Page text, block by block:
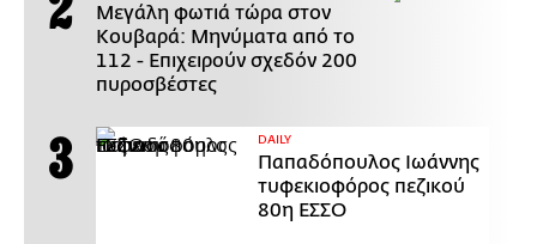
Μεγάλη φωτιά τώρα στον
Κουβαρά: Μηνύματα από το
112 - Επιχειρούν σχεδόν 200
πυροσβέστες
DAILY
Παπαδόπουλος Ιωάννης
τυφεκιοφόρος πεζικού
80η ΕΣΣΟ